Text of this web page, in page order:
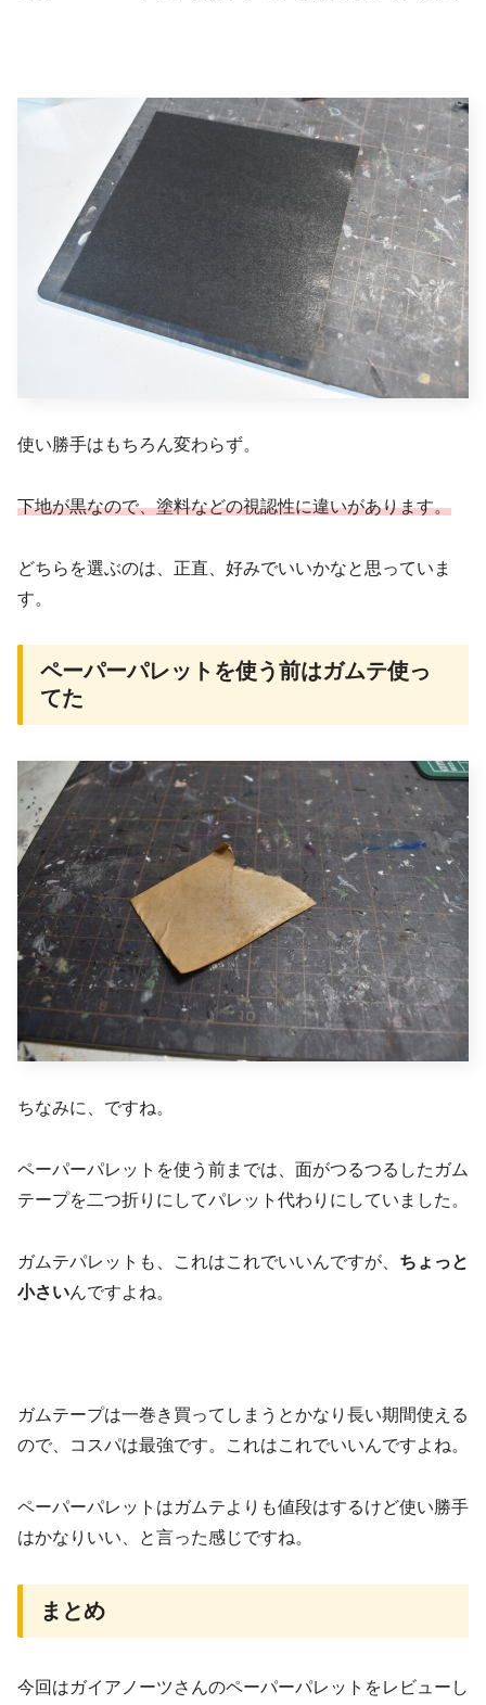
使い勝手はもちろん変わらず。
下地が黒なので、塗料などの視認性に違いがあります。
どちらを選ぶのは、正直、好みでいいかなと思っていま
す。
ペーパーパレットを使う前はガムテ使っ
てた
ちなみに、ですね。
ペーパーパレットを使う前までは、面がつるつるしたガム
テープを二つ折りにしてパレット代わりにしていました。
ガムテパレットも、これはこれでいいんですが、 ちょっと
小さいんですよね。
ガムテープは一巻き買ってしまうとかなり長い期間使える
ので、コスパは最強です。これはこれでいいんですよね。
ペーパーパレットはガムテよりも値段はするけど使い勝手
はかなりいい、と言った感じですね。
まとめ
今回はガイアノーツさんのペーパーパレットをレビューし